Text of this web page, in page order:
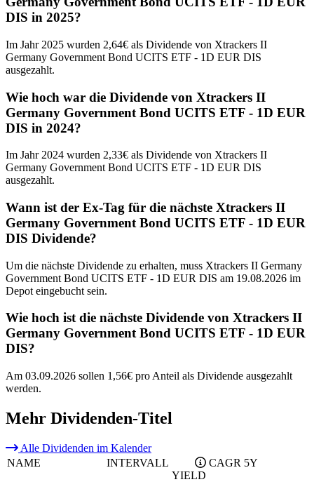
DIS in 2025?
Im Jahr 2025 wurden 2,64€ als Dividende von Xtrackers II
Germany Government Bond UCITS ETF - 1D EUR DIS
ausgezahlt.
Wie hoch war die Dividende von Xtrackers II
Germany Government Bond UCITS ETF - 1D EUR
DIS in 2024?
Im Jahr 2024 wurden 2,33€ als Dividende von Xtrackers II
Germany Government Bond UCITS ETF - 1D EUR DIS
ausgezahlt.
Wann ist der Ex-Tag für die nächste Xtrackers II
Germany Government Bond UCITS ETF - 1D EUR
DIS Dividende?
Um die nächste Dividende zu erhalten, muss Xtrackers II Germany
Government Bond UCITS ETF - 1D EUR DIS am 19.08.2026 im
Depot eingebucht sein.
Wie hoch ist die nächste Dividende von Xtrackers II
Germany Government Bond UCITS ETF - 1D EUR
DIS?
Am 03.09.2026 sollen 1,56€ pro Anteil als Dividende ausgezahlt
werden.
Mehr Dividenden-Titel
Alle Dividenden im Kalender
NAME
INTERVALL
YIELD
CAGR 5Y